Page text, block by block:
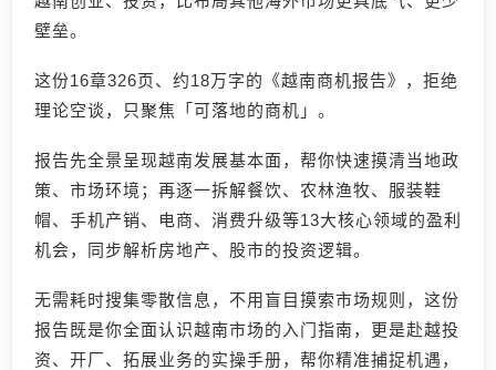
壁垒。
这份16章326页、约18万字的《越南商机报告》，拒绝
理论空谈，只聚焦「可落地的商机」。
报告先全景呈现越南发展基本面，帮你快速摸清当地政
策、市场环境；再逐一拆解餐饮、农林渔牧、服装鞋
帽、手机产销、电商、消费升级等13大核心领域的盈利
机会，同步解析房地产、股市的投资逻辑。
无需耗时搜集零散信息，不用盲目摸索市场规则，这份
报告既是你全面认识越南市场的入门指南，更是赴越投
资、开厂、拓展业务的实操手册，帮你精准捕捉机遇，